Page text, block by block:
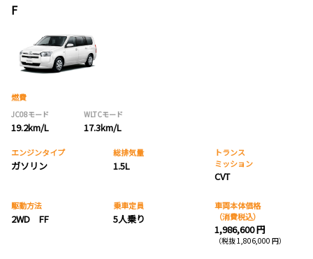
F
燃費
JC08モード
19.2km/L
WLTCモード
17.3km/L
エンジンタイプ
ガソリン
総排気量
1.5L
トランス
ミッション
CVT
駆動方法
2WD FF
乗車定員
5人乗り
車両本体価格
（消費税込）
1,986,600 円
（税抜 1,806,000 円）